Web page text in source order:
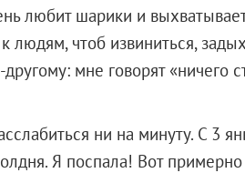
любит шарики и
чтоб извиниться,
мне говорят «ничего
ни на минуту. С 3
Я поспала! Вот